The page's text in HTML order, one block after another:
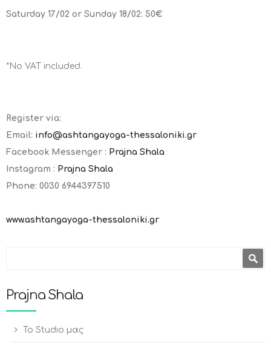
Saturday 17/02 or Sunday 18/02: 50€
*No VAT included.
Register via:
Email: info@ashtangayoga-thessaloniki.gr
Facebook Messenger : Prajna Shala
Instagram : Prajna Shala
Phone: 0030 6944397510
www.ashtangayoga-thessaloniki.gr
Prajna Shala
To Studio μας